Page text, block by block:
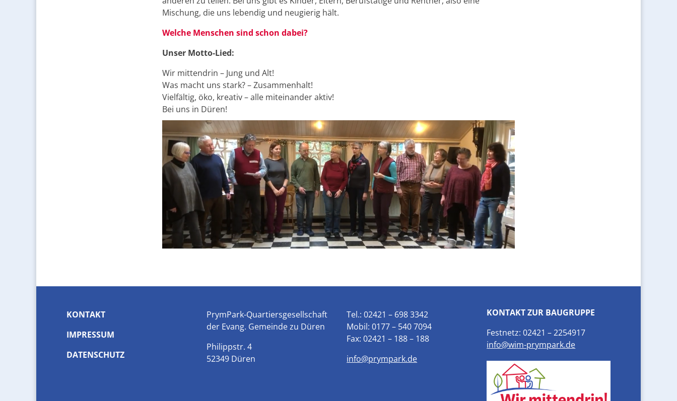
Mischung, die uns lebendig und neugierig hält.
Welche Menschen sind schon dabei?
Unser Motto-Lied:
Wir mittendrin – Jung und Alt!
Was macht uns stark? – Zusammenhalt!
Vielfältig, öko, kreativ – alle miteinander aktiv!
Bei uns in Düren!
KONTAKT
IMPRESSUM
DATENSCHUTZ
PrymPark-Quartiersgesellschaft
der Evang. Gemeinde zu Düren
Philippstr. 4
52349 Düren
Tel.: 02421 – 698 3342
Mobil: 0177 – 540 7094
Fax: 02421 – 188 – 188
info@prympark.de
KONTAKT ZUR BAUGRUPPE
Festnetz: 02421 – 2254917
info@wim-prympark.de